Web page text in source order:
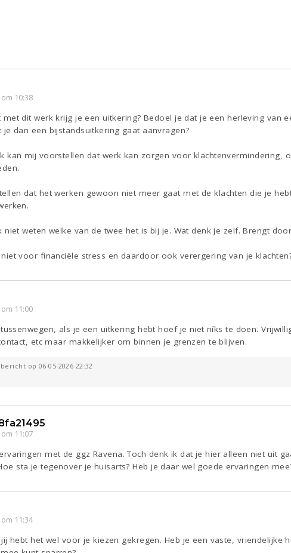
10:38
dit werk krijg je een uitkering? Bedoel je dat je een herleving van
dan een bijstandsuitkering gaat aanvragen?
kan mij voorstellen dat werk kan zorgen voor klachtenvermindering,
dat het werken gewoon niet meer gaat met de klachten die je
niet weten welke van de twee het is bij je. Wat denk je zelf. Brengt
voor financiële stress en daardoor ook verergering van je
11:00
als je een uitkering hebt hoef je niet níks te doen.
etc maar makkelijker om binnen je grenzen te blijven.
op 06-05-2026 22:32
11:07
met de ggz Ravena. Toch denk ik dat je hier alleen niet uit
sta je tegenover je huisarts? Heb je daar wel goede ervaringen
11:34
hebt het wel voor je kiezen gekregen. Heb je een vaste, vriendelijke